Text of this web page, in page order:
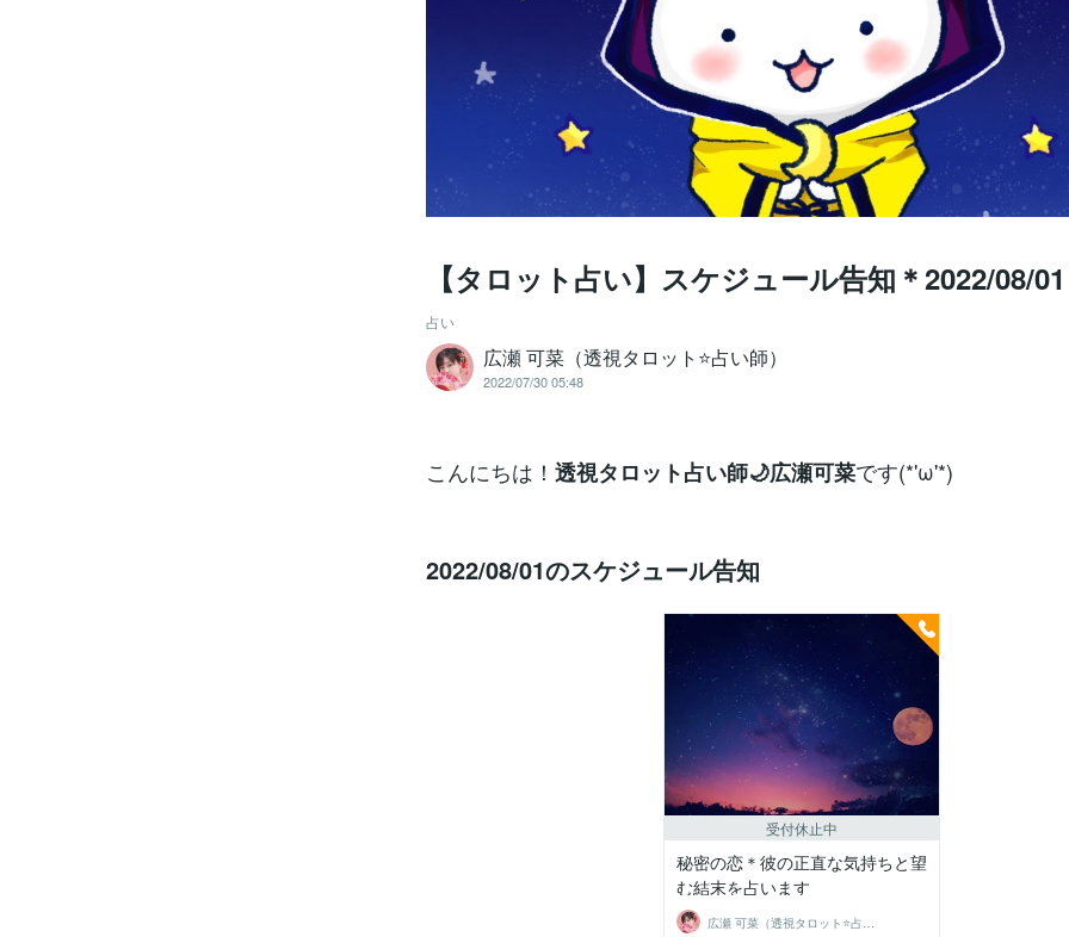
【タロット占い】スケジュール告知＊2022/08/01
占い
広瀬 可菜（透視タロット⭐占い師）
2022/07/30 05:48
こんにちは！ 透視タロット占い師🌙広瀬可菜です(*'ω'*)
2022/08/01のスケジュール告知
受付休止中
秘密の恋＊彼の正直な気持ちと望
む結末を占います
広瀬 可菜（透視タロット⭐占い師）